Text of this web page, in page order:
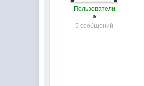
Пользователи
5 сообщений